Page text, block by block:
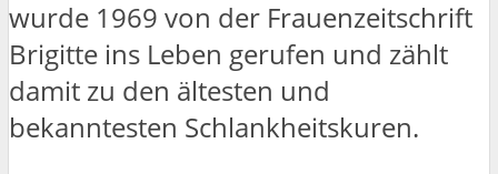
wurde 1969 von der Frauenzeitschrift
Brigitte ins Leben gerufen und zählt
damit zu den ältesten und
bekanntesten Schlankheitskuren.